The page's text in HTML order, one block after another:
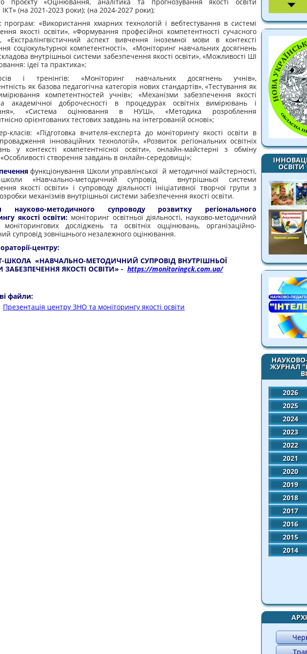
ЖУРНАЛ
2026
2025
2024
2023
2022
2021
2020
2019
2018
2017
2016
2015
2014
(на 2021-2023 роки); (на 2024-2027 роки);
програм: «Використання хмарних технологій і вебтестування в системі
якості освіти», «Формування професійної компетентності сучасного
«Екстралінгвістичний аспект вивчення іноземної мови в контексті
соціокультурної компетентності», «Моніторинг навчальних досягнень
внутрішньої системи забезпечення якості освіти», «Можливості ШІ
ідеї та практика»;
і тренінгів: «Моніторинг навчальних досягнень учнів»,
як базова педагогічна категорія нових стандартів», «Тестування як
компетентностей учнів»; «Механізми забезпечення якості
академічної доброчесності в процедурах освітніх вимірювань і
«Система оцінювання в НУШ», «Методика розроблення
орієнтованих тестових завдань на інтегрованій основі»;
класів: «Підготовка вчителя-експерта до моніторингу якості освіти в
інноваційних технологій», «Розвиток регіональних освітніх
у контексті компетентнісної освіти», онлайн-майстерні з обміну
створення завдань в онлайн-середовищі»;
функціонування Школи управлінської й методичної майстерності,
школи «Навчально-методичний супровід внутрішньої системи
якості освіти» і супроводу діяльності ініціативної творчої групи з
механізмів внутрішньої системи забезпечення якості освіти.
науково-методичного супроводу розвитку регіонального
якості освіти: моніторинг освітньої діяльності, науково-методичний
моніторингових досліджень та освітніх оццінювань, організаційно-
супровід зовнішнього незалежного оцінювання.
центру:
ШКОЛА «НАВЧАЛЬНО-МЕТОДИЧНИЙ СУПРОВІД ВНУТРІШНЬОЇ
ЗАБЕЗПЕЧЕННЯ ЯКОСТІ ОСВІТИ» - https://monitoringck.com.ua/
файли:
Презентація центру ЗНО та моніторингу якості освіти